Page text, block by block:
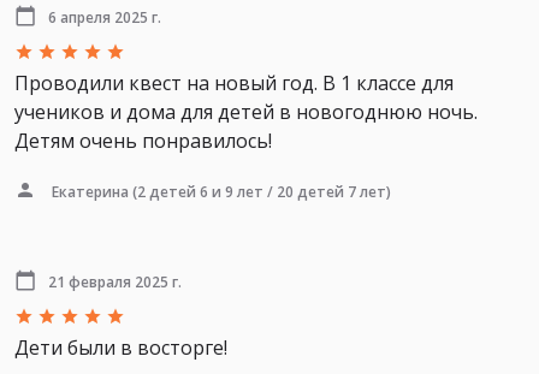
6 апреля 2025 г.
Проводили квест на новый год. В 1 классе для
учеников и дома для детей в новогоднюю ночь.
Детям очень понравилось!
Екатерина (2 детей 6 и 9 лет / 20 детей 7 лет)
21 февраля 2025 г.
Дети были в восторге!